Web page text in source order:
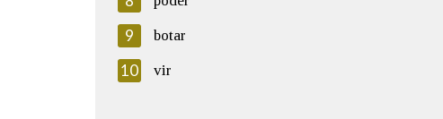
9 botar
10 vir